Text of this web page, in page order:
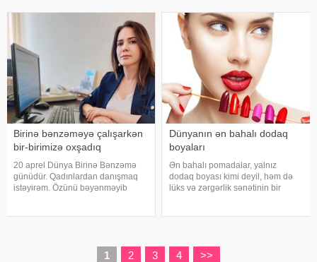
tövsiyələrə əməl edin:. . Yaxşı
olduğunu bilmir.
Beləliklə, "Instagram"
Birinə bənzəməyə çalışarkən
bir-birimizə oxşadıq
20 aprel Dünya Birinə Bənzəmə
günüdür. Qadınlardan danışmaq
istəyirəm. Özünü bəyənməyib
Dünyanın ən bahalı dodaq
boyaları
Ən bahalı pomadalar, yalnız
dodaq boyası kimi deyil, həm də
lüks və zərgərlik sənətinin bir
materiallarl
1 2 3 4 >>